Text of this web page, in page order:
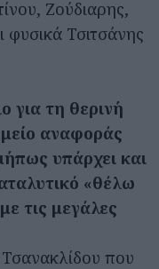
Ζούδιαρης,
Τσιτσάνης
για τη θερινή
αναφοράς
υπάρχει και
«θέλω
τις μεγάλες
που